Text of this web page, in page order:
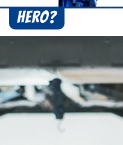
Heroes? Findet man bei
Wie auch wir bringen
Robby und
jeden Wagen wieder